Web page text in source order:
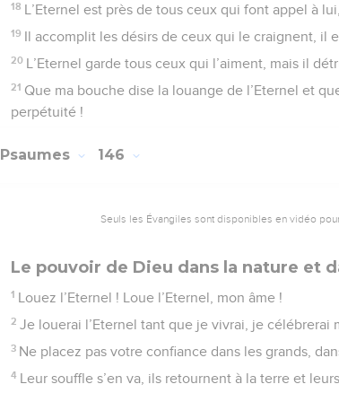
18 L’Eternel est près de tous ceux qui font appel à
19 Il accomplit les désirs de ceux qui le craignent, il
20 L’Eternel garde tous ceux qui l’aiment, mais il
21 Que ma bouche dise la louange de l’Eternel et
perpétuité !
Psaumes 146
Seuls les Évangiles sont disponibles en vidéo
Le pouvoir de Dieu dans la nature et
1 Louez l’Eternel ! Loue l’Eternel, mon âme !
2 Je louerai l’Eternel tant que je vivrai, je célébrerai
3 Ne placez pas votre confiance dans les grands,
4 Leur souffle s’en va, ils retournent à la terre et